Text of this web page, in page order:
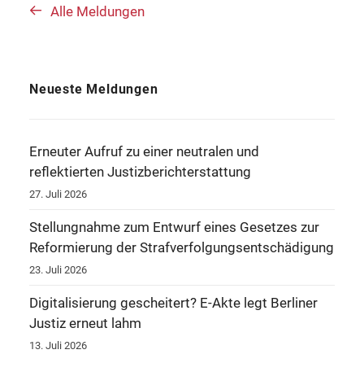
Alle Meldungen
Neueste Meldungen
Erneuter Aufruf zu einer neutralen und
reflektierten Justizberichterstattung
27. Juli 2026
Stellungnahme zum Entwurf eines Gesetzes zur
Reformierung der Strafverfolgungsentschädigung
23. Juli 2026
Digitalisierung gescheitert? E-Akte legt Berliner
Justiz erneut lahm
13. Juli 2026